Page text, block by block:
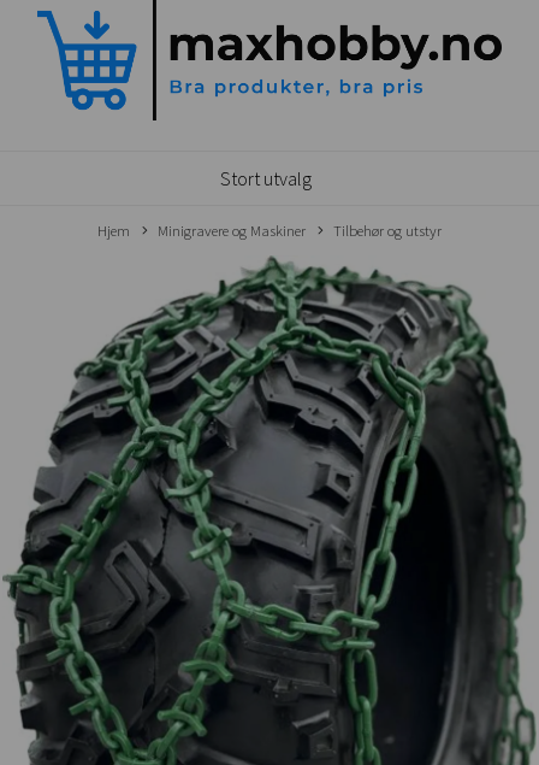
Stort utvalg
Hjem Minigravere og Maskiner Tilbehør og utstyr